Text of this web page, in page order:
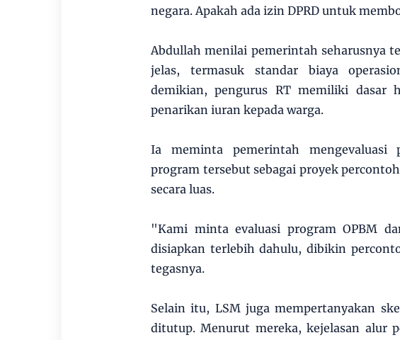
negara. Apakah ada izin DPRD untuk
Abdullah menilai pemerintah seharusnya
jelas, termasuk standar biaya
demikian, pengurus RT memiliki dasar
penarikan iuran kepada warga.
Ia meminta pemerintah mengevaluasi
program tersebut sebagai proyek
secara luas.
"Kami minta evaluasi program OPBM
disiapkan terlebih dahulu, dibikin
tegasnya.
Selain itu, LSM juga mempertanyakan
ditutup. Menurut mereka, kejelasan alur